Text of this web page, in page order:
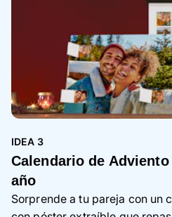
IDEA 3
Calendario de
año
Sorprende a tu pareja con un